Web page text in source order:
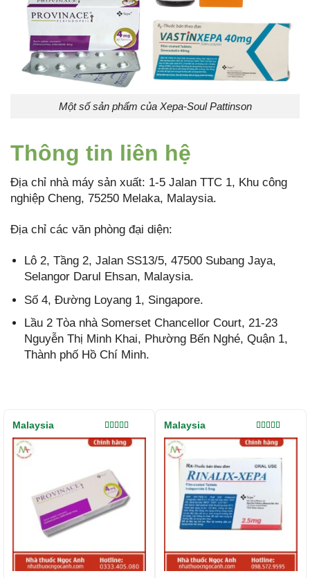
Một số sản phẩm của Xepa-Soul Pattinson
Thông tin liên hệ
Địa chỉ nhà máy sản xuất: 1-5 Jalan TTC 1, Khu công
nghiệp Cheng, 75250 Melaka, Malaysia.
Địa chỉ các văn phòng đại diện:
Lô 2, Tầng 2, Jalan SS13/5, 47500 Subang Jaya,
Selangor Darul Ehsan, Malaysia.
Số 4, Đường Loyang 1, Singapore.
Lầu 2 Tòa nhà Somerset Chancellor Court, 21-23
Nguyễn Thị Minh Khai, Phường Bến Nghé, Quận 1,
Thành phố Hồ Chí Minh.
Được xếp
hạng5.00
Malaysia
Được xếp
hạng5.00
Malaysia